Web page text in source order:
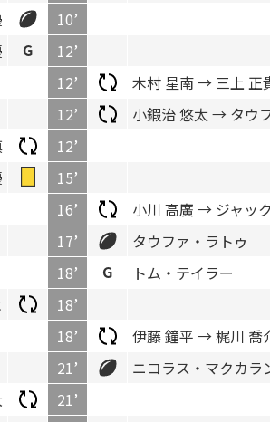
10’
12’
12’
木村 星南 → 三上 正
12’
小鍜治 悠太 → タウ
12’
15’
16’
小川 高廣 → ジャッ
17’
タウファ・ラトゥ
18’
トム・テイラー
18’
18’
伊藤 鐘平 → 梶川 喬
21’
ニコラス・マクカラ
21’